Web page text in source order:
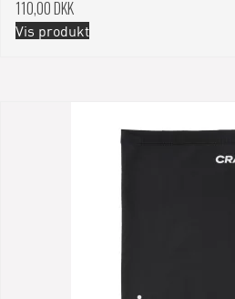
110,00 DKK
Vis produkt